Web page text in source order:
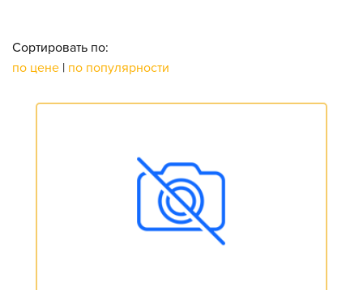
Сортировать по:
по цене | по популярности